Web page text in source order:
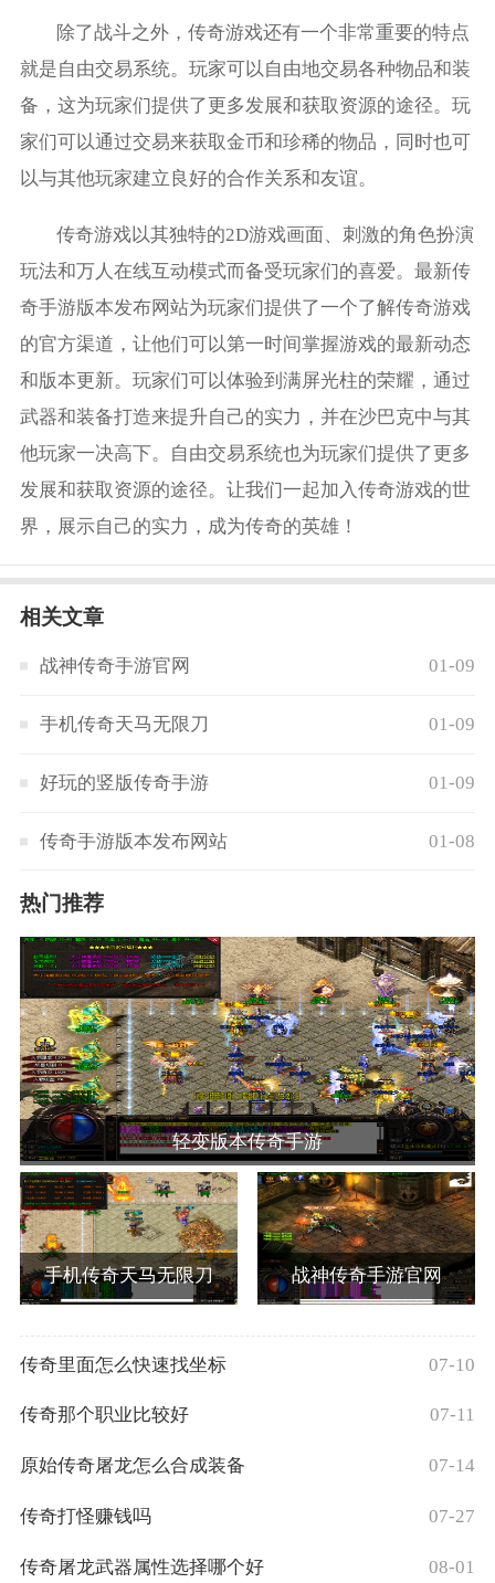
除了战斗之外，传奇游戏还有一个非常重要的特点
就是自由交易系统。玩家可以自由地交易各种物品和装
备，这为玩家们提供了更多发展和获取资源的途径。玩
家们可以通过交易来获取金币和珍稀的物品，同时也可
以与其他玩家建立良好的合作关系和友谊。
传奇游戏以其独特的2D游戏画面、刺激的角色扮演
玩法和万人在线互动模式而备受玩家们的喜爱。最新传
奇手游版本发布网站为玩家们提供了一个了解传奇游戏
的官方渠道，让他们可以第一时间掌握游戏的最新动态
和版本更新。玩家们可以体验到满屏光柱的荣耀，通过
武器和装备打造来提升自己的实力，并在沙巴克中与其
他玩家一决高下。自由交易系统也为玩家们提供了更多
发展和获取资源的途径。让我们一起加入传奇游戏的世
界，展示自己的实力，成为传奇的英雄！
相关文章
战神传奇手游官网 01-09
手机传奇天马无限刀 01-09
好玩的竖版传奇手游 01-09
传奇手游版本发布网站 01-08
热门推荐
轻变版本传奇手游
手机传奇天马无限刀 战神传奇手游官网
传奇里面怎么快速找坐标 07-10
传奇那个职业比较好 07-11
原始传奇屠龙怎么合成装备 07-14
传奇打怪赚钱吗 07-27
传奇屠龙武器属性选择哪个好 08-01